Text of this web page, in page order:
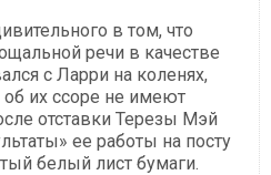
в том, что
речи в качестве
с Ларри на коленях,
об их ссоре не имеют
отставки Терезы Мэй
ее работы на посту
белый лист бумаги.